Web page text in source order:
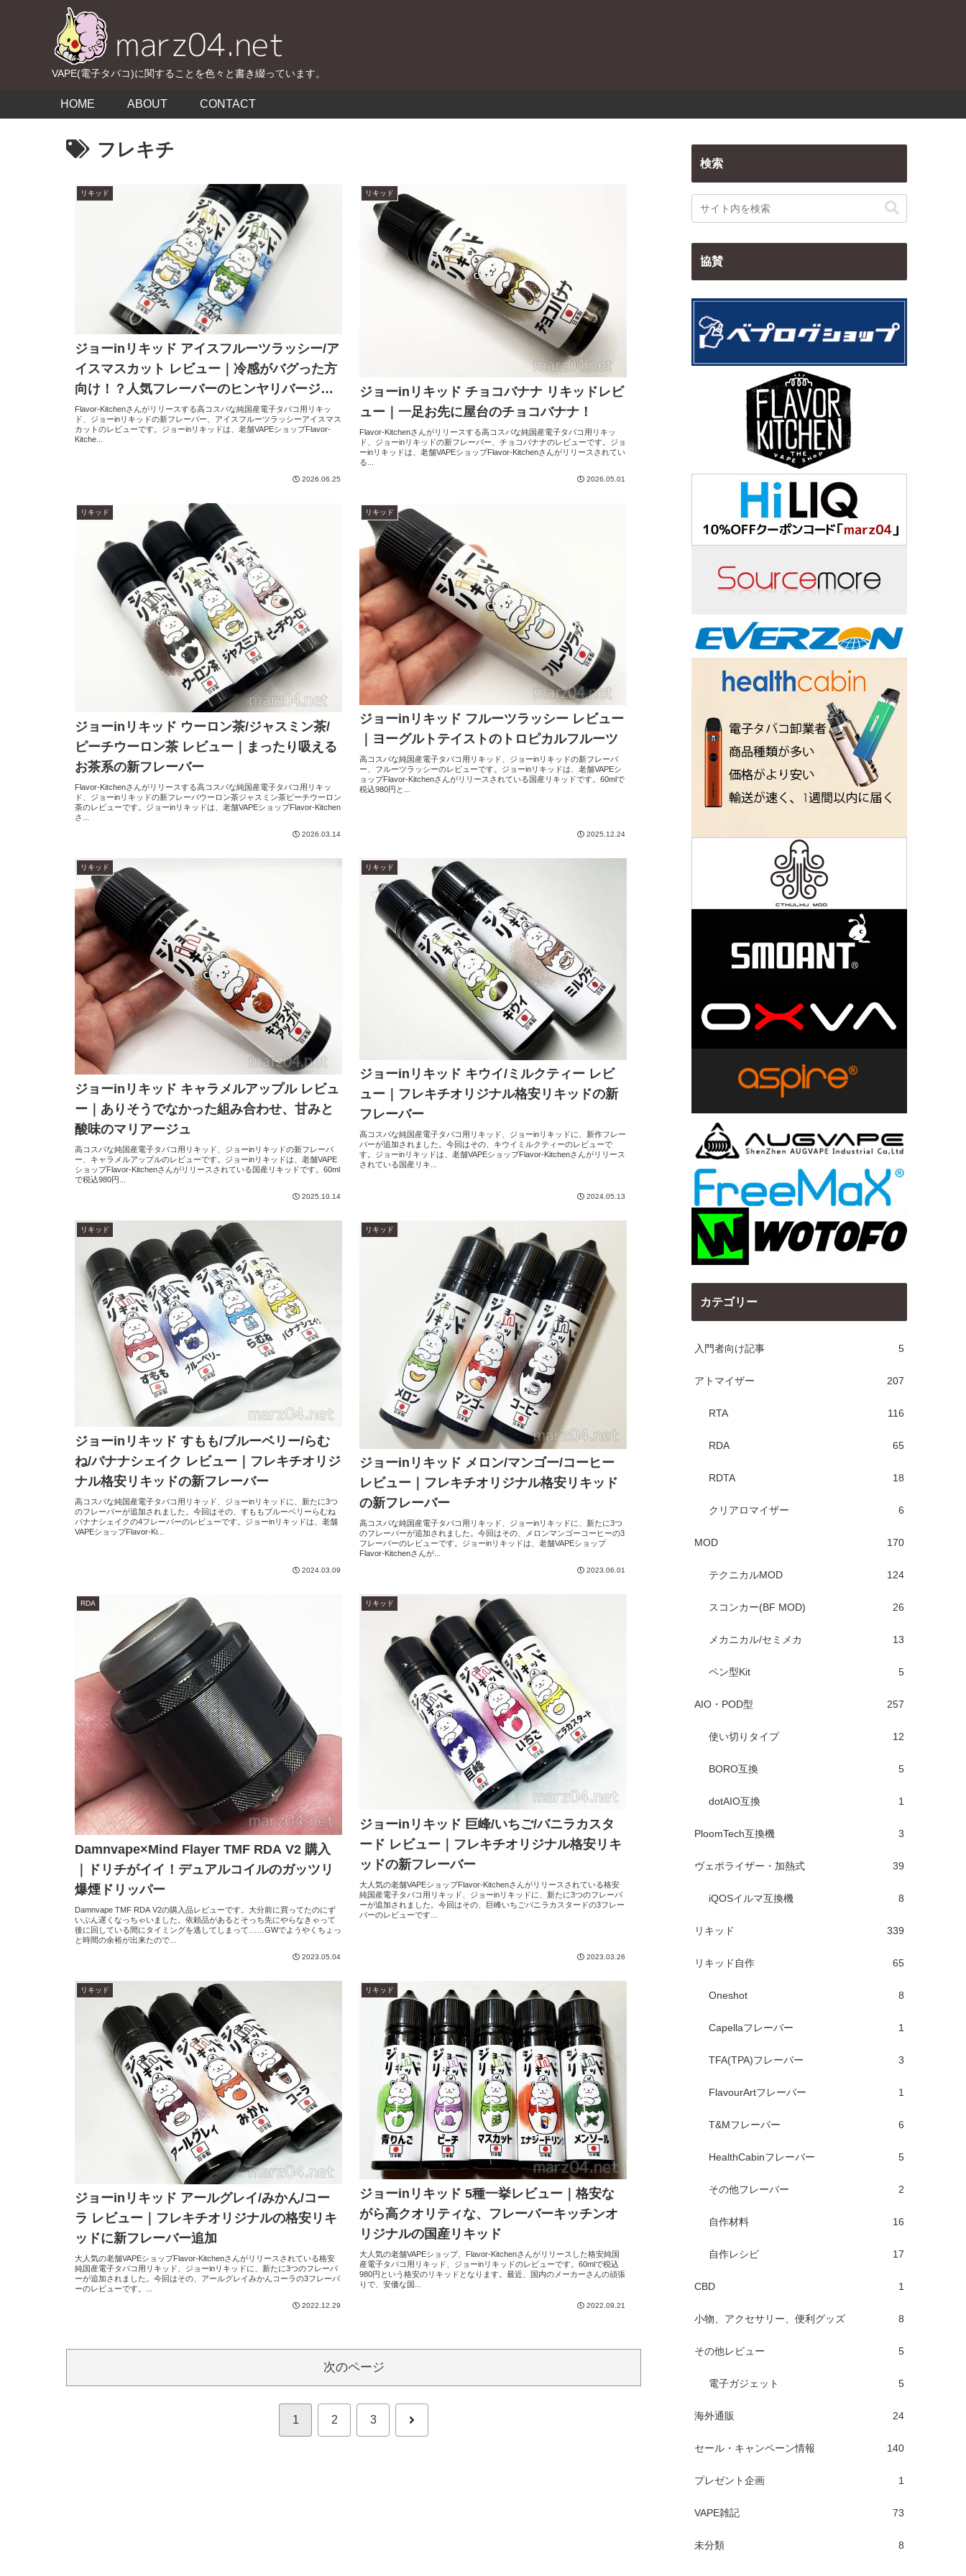
VAPE(電子タバコ)に関することを色々と書き綴っています。
HOME ABOUT CONTACT
フレキチ
リキッド
ジョーinリキッド アイスフルーツラッシー/ア
イスマスカット レビュー｜冷感がバグった方
向け！？人気フレーバーのヒンヤリバージョ
ン
Flavor-Kitchenさんがリリースする高コスパな純国産電子タバコ用リキッ
ド、ジョーinリキッドの新フレーバー、アイスフルーツラッシーアイスマス
カットのレビューです。ジョーinリキッドは、老舗VAPEショップFlavor-
Kitche...
2026.06.25
リキッド
ジョーinリキッド チョコバナナ リキッドレビ
ュー｜一足お先に屋台のチョコバナナ！
Flavor-Kitchenさんがリリースする高コスパな純国産電子タバコ用リキッ
ド、ジョーinリキッドの新フレーバー、チョコバナナのレビューです。ジョ
ーinリキッドは、老舗VAPEショップFlavor-Kitchenさんがリリースされてい
る...
2026.05.01
リキッド
ジョーinリキッド ウーロン茶/ジャスミン茶/
ピーチウーロン茶 レビュー｜まったり吸える
お茶系の新フレーバー
Flavor-Kitchenさんがリリースする高コスパな純国産電子タバコ用リキッ
ド、ジョーinリキッドの新フレーバウーロン茶ジャスミン茶ピーチウーロン
茶のレビューです。ジョーinリキッドは、老舗VAPEショップFlavor-Kitchen
さ...
2026.03.14
リキッド
ジョーinリキッド フルーツラッシー レビュー
｜ヨーグルトテイストのトロピカルフルーツ
高コスパな純国産電子タバコ用リキッド、ジョーinリキッドの新フレーバ
ー、フルーツラッシーのレビューです。ジョーinリキッドは、老舗VAPEシ
ョップFlavor-Kitchenさんがリリースされている国産リキッドです。60mlで
税込980円と...
2025.12.24
リキッド
ジョーinリキッド キャラメルアップル レビュ
ー｜ありそうでなかった組み合わせ、甘みと
酸味のマリアージュ
高コスパな純国産電子タバコ用リキッド、ジョーinリキッドの新フレーバ
ー、キャラメルアップルのレビューです。ジョーinリキッドは、老舗VAPE
ショップFlavor-Kitchenさんがリリースされている国産リキッドです。60ml
で税込980円...
2025.10.14
リキッド
ジョーinリキッド キウイ/ミルクティー レビ
ュー｜フレキチオリジナル格安リキッドの新
フレーバー
高コスパな純国産電子タバコ用リキッド、ジョーinリキッドに、新作フレー
バーが追加されました。今回はその、キウイミルクティーのレビューで
す。ジョーinリキッドは、老舗VAPEショップFlavor-Kitchenさんがリリース
されている国産リキ...
2024.05.13
リキッド
ジョーinリキッド すもも/ブルーベリー/らむ
ね/バナナシェイク レビュー｜フレキチオリジ
ナル格安リキッドの新フレーバー
高コスパな純国産電子タバコ用リキッド、ジョーinリキッドに、新たに3つ
のフレーバーが追加されました。今回はその、すももブルーベリーらむね
バナナシェイクの4フレーバーのレビューです。ジョーinリキッドは、老舗
VAPEショップFlavor-Ki...
2024.03.09
リキッド
ジョーinリキッド メロン/マンゴー/コーヒー
レビュー｜フレキチオリジナル格安リキッド
の新フレーバー
高コスパな純国産電子タバコ用リキッド、ジョーinリキッドに、新たに3つ
のフレーバーが追加されました。今回はその、メロンマンゴーコーヒーの3
フレーバーのレビューです。ジョーinリキッドは、老舗VAPEショップ
Flavor-Kitchenさんが...
2023.06.01
RDA
Damnvape×Mind Flayer TMF RDA V2 購入
｜ドリチがイイ！デュアルコイルのガッツリ
爆煙ドリッパー
Damnvape TMF RDA V2の購入品レビューです。大分前に買ってたのにず
いぶん遅くなっちゃいました。依頼品があるとそっち先にやらなきゃって
後に回している間にタイミングを逃してしまって……GWでようやくちょっ
と時間の余裕が出来たので...
2023.05.04
リキッド
ジョーinリキッド 巨峰/いちご/バニラカスタ
ード レビュー｜フレキチオリジナル格安リキ
ッドの新フレーバー
大人気の老舗VAPEショップFlavor-Kitchenさんがリリースされている格安
純国産電子タバコ用リキッド、ジョーinリキッドに、新たに3つのフレーバ
ーが追加されました。今回はその、巨峰いちごバニラカスタードの3フレー
バーのレビューです...
2023.03.26
リキッド
ジョーinリキッド アールグレイ/みかん/コー
ラ レビュー｜フレキチオリジナルの格安リキ
ッドに新フレーバー追加
大人気の老舗VAPEショップFlavor-Kitchenさんがリリースされている格安
純国産電子タバコ用リキッド、ジョーinリキッドに、新たに3つのフレーバ
ーが追加されました。今回はその、アールグレイみかんコーラの3フレーバ
ーのレビューです。...
2022.12.29
リキッド
ジョーinリキッド 5種一挙レビュー｜格安な
がら高クオリティな、フレーバーキッチンオ
リジナルの国産リキッド
大人気の老舗VAPEショップ、Flavor-Kitchenさんがリリースした格安純国
産電子タバコ用リキッド、ジョーinリキッドのレビューです。60mlで税込
980円という格安のリキッドとなります。最近、国内のメーカーさんの頑張
りで、安価な国...
2022.09.21
次のページ
1 2 3 次
検索
協賛
カテゴリー
入門者向け記事 5
アトマイザー 207
RTA 116
RDA 65
RDTA 18
クリアロマイザー 6
MOD 170
テクニカルMOD 124
スコンカー(BF MOD) 26
メカニカル/セミメカ 13
ペン型Kit 5
AIO・POD型 257
使い切りタイプ 12
BORO互換 5
dotAIO互換 1
PloomTech互換機 3
ヴェポライザー・加熱式 39
iQOSイルマ互換機 8
リキッド 339
リキッド自作 65
Oneshot 8
Capellaフレーバー 1
TFA(TPA)フレーバー 3
FlavourArtフレーバー 1
T&Mフレーバー 6
HealthCabinフレーバー 5
その他フレーバー 2
自作材料 16
自作レシピ 17
CBD 1
小物、アクセサリー、便利グッズ 8
その他レビュー 5
電子ガジェット 5
海外通販 24
セール・キャンペーン情報 140
プレゼント企画 1
VAPE雑記 73
未分類 8